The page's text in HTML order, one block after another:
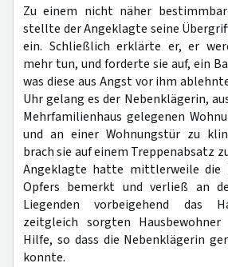
Zu einem nicht näher
stellte der Angeklagte seine
ein. Schließlich erklärte er, er
mehr tun, und forderte sie auf, ein
was diese aus Angst vor ihm
Uhr gelang es der Nebenklägerin,
Mehrfamilienhaus gelegenen
und an einer Wohnungstür zu
brach sie auf einem Treppenabsatz
Angeklagte hatte mittlerweile die
Opfers bemerkt und verließ an
Liegenden vorbeigehend das
zeitgleich sorgten
Hilfe, so dass die Nebenklägerin
konnte.